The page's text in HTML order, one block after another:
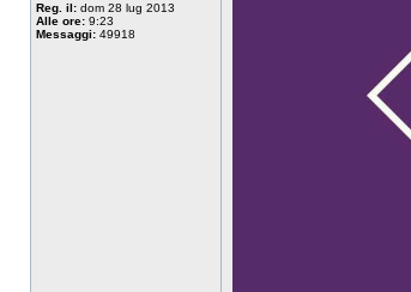
Reg. il: dom 28 lug 2013
Alle ore: 9:23
Messaggi: 49918